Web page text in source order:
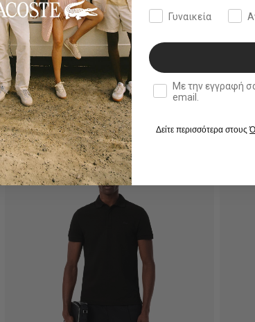
Γυναικεία
double opt in
Με την εγγραφή σας,
email.
Δείτε περισσότερα στους